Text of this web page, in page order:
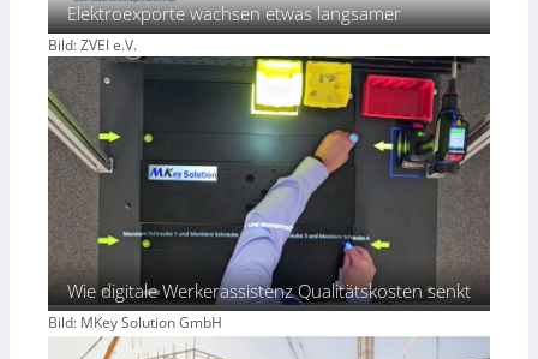
Elektroexporte wachsen etwas langsamer
Bild: ZVEI e.V.
Wie digitale Werkerassistenz Qualitätskosten senkt
Bild: MKey Solution GmbH